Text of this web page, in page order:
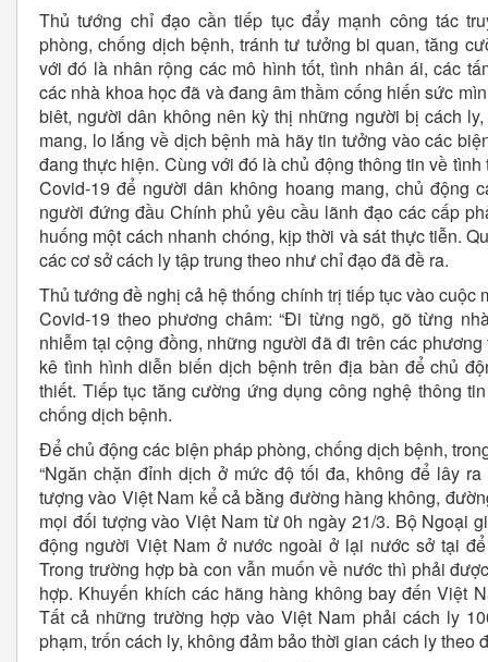
Thủ tướng chỉ đạo cần tiếp tục đẩy mạnh công tác
phòng, chống dịch bệnh, tránh tư tưởng bi quan, tăng
với đó là nhân rộng các mô hình tốt, tình nhân ái, các
các nhà khoa học đã và đang âm thầm cống hiến sức
biêt, người dân không nên kỳ thị những người bị cách
mang, lo lắng về dịch bệnh mà hãy tin tưởng vào các
đang thực hiện. Cùng với đó là chủ động thông tin về
Covid-19 để người dân không hoang mang, chủ động
người đứng đầu Chính phủ yêu cầu lãnh đạo các cấp
huống một cách nhanh chóng, kịp thời và sát thực tiễn.
các cơ sở cách ly tập trung theo như chỉ đạo đã đề ra.
Thủ tướng đề nghị cả hệ thống chính trị tiếp tục vào cuộc
Covid-19 theo phương châm: “Đi từng ngõ, gõ từng
nhiễm tại cộng đồng, những người đã đi trên các
kê tình hình diễn biến dịch bệnh trên địa bàn để chủ
thiết. Tiếp tục tăng cường ứng dụng công nghệ thông
chống dịch bệnh.
Để chủ động các biện pháp phòng, chống dịch bệnh,
“Ngăn chặn đỉnh dịch ở mức độ tối đa, không để lây
tượng vào Việt Nam kể cả bằng đường hàng không,
mọi đối tượng vào Việt Nam từ 0h ngày 21/3. Bộ Ngoại
động người Việt Nam ở nước ngoài ở lại nước sở tại
Trong trường hợp bà con vẫn muốn về nước thì phải
hợp. Khuyến khích các hãng hàng không bay đến Việt
Tất cả những trường hợp vào Việt Nam phải cách ly
phạm, trốn cách ly, không đảm bảo thời gian cách ly theo